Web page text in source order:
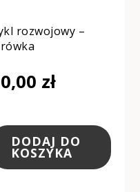
rozwojowy –
zł
DODAJ DO
KOSZYKA